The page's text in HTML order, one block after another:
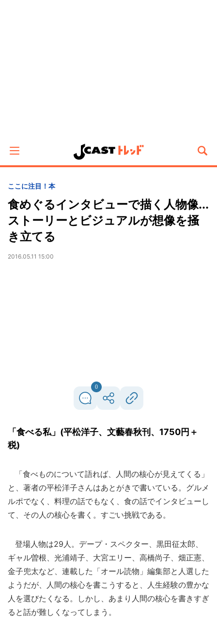
ここに注目！ 本
食めぐるインタビューで描く人物像...
ストーリーとビジュアルが想像を掻
き立てる
2016.05.11 15:00
0
「食べる私」(平松洋子、文藝春秋刊、1750円＋
税)
「食べものについて語れば、人間の核心が見えてくる」
と、著者の平松洋子さんはあとがきで書いている。グルメ
ルポでなく、料理の話でもなく、食の話でインタビューし
て、その人の核心を書く。すごい挑戦である。
登場人物は29人。デープ・スペクター、黒田征太郎、
ギャル曽根、光浦靖子、大宮エリー、高橋尚子、畑正憲、
金子兜太など、連載した「オール読物」編集部と人選した
ようだが、人間の核心を書こうすると、人生経験の豊かな
人を選びたくなる。しかし、あまり人間の核心を書きすぎ
ると話が難しくなってしまう。